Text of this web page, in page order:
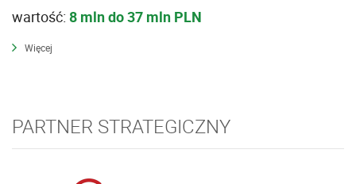
wartość: 8 mln do 37 mln PLN
Więcej
PARTNER STRATEGICZNY